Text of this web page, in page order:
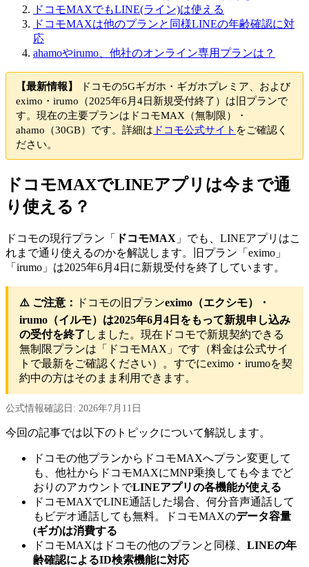
ドコモMAXでもLINE(ライン)は使える
ドコモMAXは他のプランと同様LINEの年齢確認に対
応
ahamoやirumo、他社のオンライン専用プランは？
【最新情報】
ドコモの5Gギガホ・ギガホプレミア、および
eximo・irumo（2025年6月4日新規受付終了）は旧プランで
す。現在の主要プランはドコモMAX（無制限）・
ahamo（30GB）です。詳細は ドコモ公式サイト をご確認く
ださい。
ドコモMAXでLINEアプリは今まで通
り使える？
ドコモの現行プラン「 ドコモMAX 」でも、LINEアプリはこ
れまで通り使えるのかを解説します。旧プラン「eximo」
「irumo」は2025年6月4日に新規受付を終了しています。
⚠️ ご注意： ドコモの旧プランeximo（エクシモ）・
irumo（イルモ）は2025年6月4日をもって新規申し込み
の受付を終了 しました。現在ドコモで新規契約できる
無制限プランは「ドコモMAX」です（料金は公式サイ
トで最新をご確認ください）。すでにeximo・irumoを契
約中の方はそのまま利用できます。
公式情報確認日: 2026年7月11日
今回の記事では以下のトピックについて解説します。
ドコモの他プランからドコモMAXへプラン変更して
も、他社からドコモMAXにMNP乗換しても今までど
おりのアカウントでLINEアプリの各機能が使える
ドコモMAXでLINE通話した場合、何分音声通話して
もビデオ通話しても無料。ドコモMAXのデータ容量
(ギガ)は消費する
ドコモMAXはドコモの他のプランと同様、 LINEの年
齢確認によるID検索機能に対応